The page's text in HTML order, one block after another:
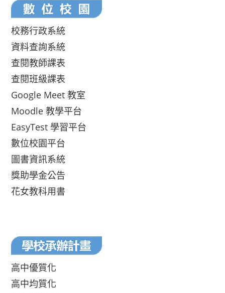
校務行政系統
資料查詢系統
查閱教師課表
查閱班級課表
Google Meet 教室
Moodle 教學平台
EasyTest 學習平台
數位校園平台
圖書資訊系統
獎助學金公告
花女教科用書
高中優質化
高中均質化